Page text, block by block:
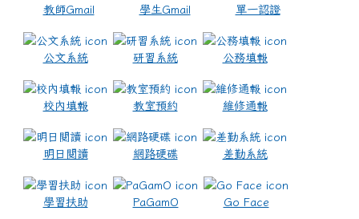
教師Gmail 學生Gmail 單一認證
公文系統 研習系統 公務填報
校內填報 教室預約 維修通報
明日閱讀 網路硬碟 差勤系統
學習扶助 PaGamO Go Face